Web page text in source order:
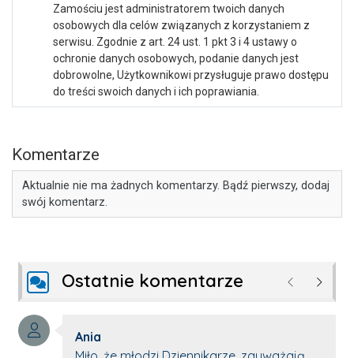
Zamościu jest administratorem twoich danych
osobowych dla celów związanych z korzystaniem z
serwisu. Zgodnie z art. 24 ust. 1 pkt 3 i 4 ustawy o
ochronie danych osobowych, podanie danych jest
dobrowolne, Użytkownikowi przysługuje prawo dostępu
do treści swoich danych i ich poprawiania.
Komentarze
Aktualnie nie ma żadnych komentarzy. Bądź pierwszy, dodaj
swój komentarz.
Ostatnie komentarze Poprzednie
Autor komentarza:
Ania